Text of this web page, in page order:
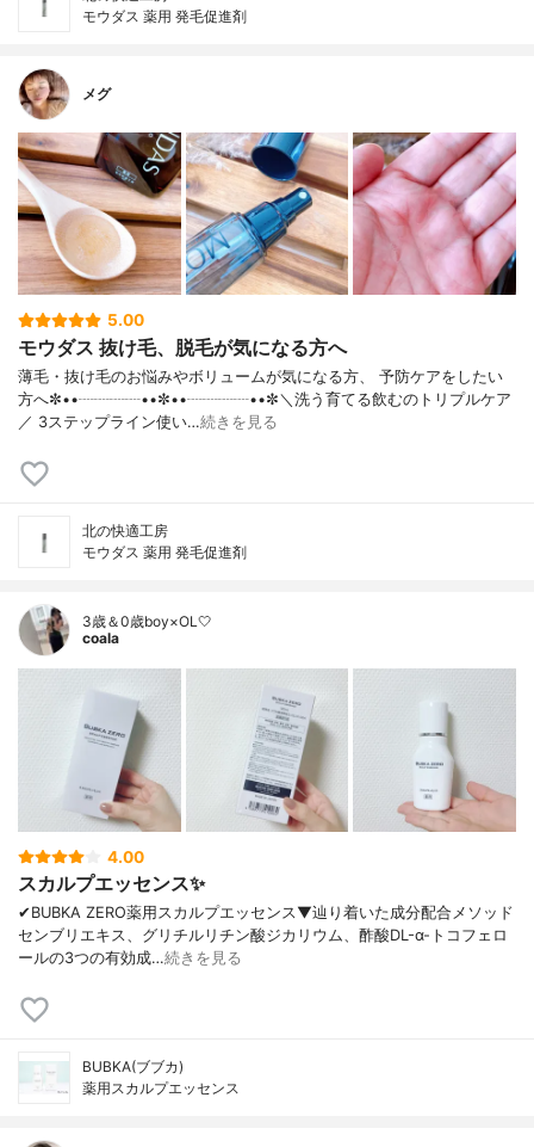
モウダス 薬用 発毛促進剤
メグ
5.00
モウダス 抜け毛、脱毛が気になる方へ
薄毛・抜け毛のお悩みやボリュームが気になる方、 予防ケアをしたい
方へ✼••┈┈┈┈••✼••┈┈┈┈••✼＼洗う育てる飲むのトリプルケア
／ 3ステップライン使い…続きを見る
北の快適工房
モウダス 薬用 発毛促進剤
3歳＆0歳boy×OL🤍
coala
4.00
スカルプエッセンス✨
✔︎BUBKA ZERO薬用スカルプエッセンス▼辿り着いた成分配合メソッド
センブリエキス、グリチルリチン酸ジカリウム、酢酸DL-α-トコフェロ
ールの3つの有効成…続きを見る
BUBKA(ブブカ)
薬用スカルプエッセンス